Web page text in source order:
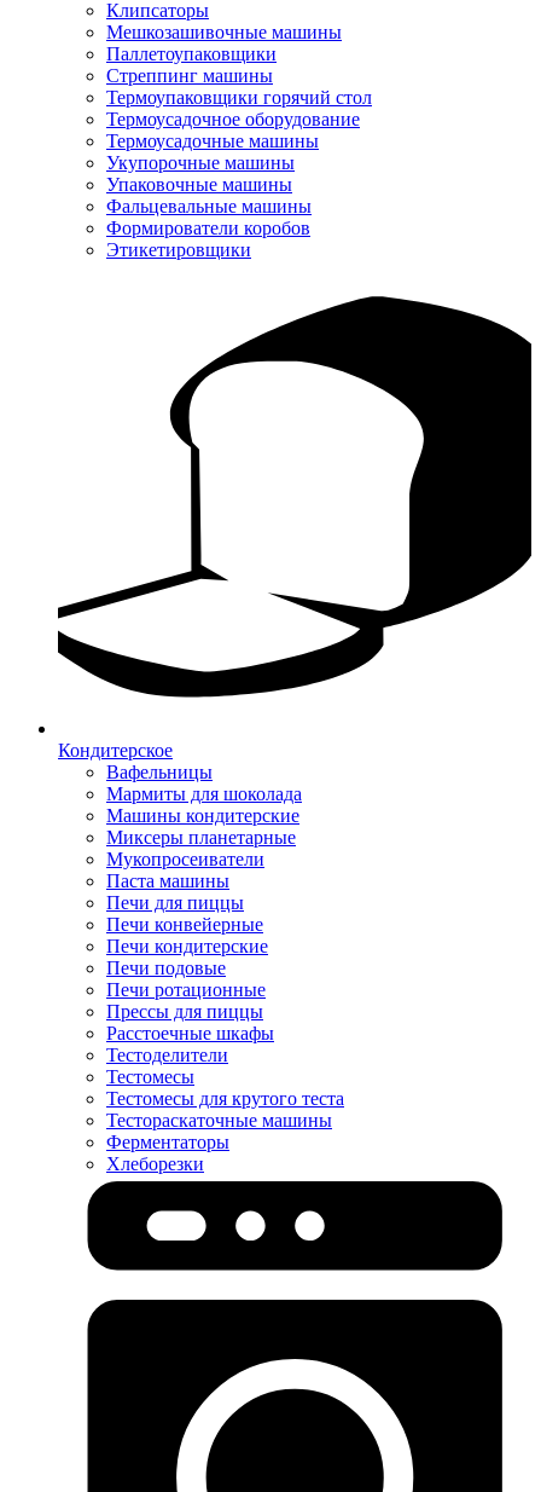
Клипсаторы
Мешкозашивочные машины
Паллетоупаковщики
Стреппинг машины
Термоупаковщики горячий стол
Термоусадочное оборудование
Термоусадочные машины
Укупорочные машины
Упаковочные машины
Фальцевальные машины
Формирователи коробов
Этикетировщики
Кондитерское
Вафельницы
Мармиты для шоколада
Машины кондитерские
Миксеры планетарные
Мукопросеиватели
Паста машины
Печи для пиццы
Печи конвейерные
Печи кондитерские
Печи подовые
Печи ротационные
Прессы для пиццы
Расстоечные шкафы
Тестоделители
Тестомесы
Тестомесы для крутого теста
Тестораскаточные машины
Ферментаторы
Хлеборезки